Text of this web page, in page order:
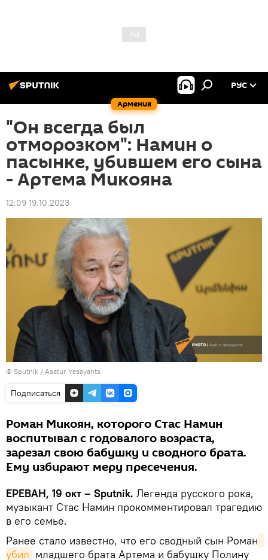
Армения
РУС
"Он всегда был
отморозком": Намин о
пасынке, убившем его сына
- Артема Микояна
12:09 19.10.2023
© Sputnik / Asatur Yesayants
Подписаться
Роман Микоян, которого Стас Намин
воспитывал с годовалого возраста,
зарезал свою бабушку и сводного брата.
Ему избирают меру пресечения.
ЕРЕВАН, 19 окт – Sputnik. Легенда русского рока,
музыкант Стас Намин прокомментировал трагедию
в его семье.
Ранее стало известно, что его сводный сын Роман
убил младшего брата Артема и бабушку Полину